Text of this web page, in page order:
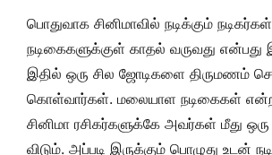
பொதுவாக சினிமாவில் நடிக்கும்
நடிகைகளுக்குள் காதல் வருவது
இதில் ஒரு சில ஜோடிகளை திருமணம்
கொள்வார்கள். மலையாள நடிகைகள்
சினிமா ரசிகர்களுக்கே அவர்கள் மீது
விடும். அப்படி இருக்கும் பொழுது உடன்